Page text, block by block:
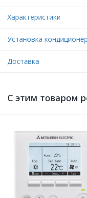
Характеристики
Установка
Доставка
С этим товаром